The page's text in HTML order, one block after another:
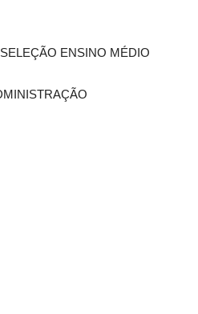
ENSINO MÉDIO